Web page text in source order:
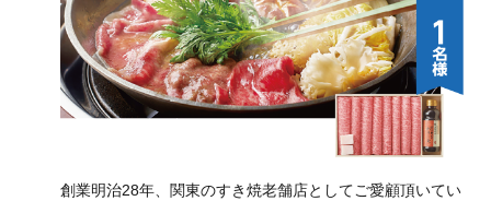
創業明治28年、関東のすき焼老舗店としてご愛顧頂いてい